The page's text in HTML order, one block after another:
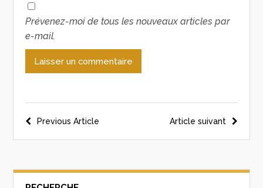
Prévenez-moi de tous les nouveaux articles par
e-mail.
Article suivant
Previous Article